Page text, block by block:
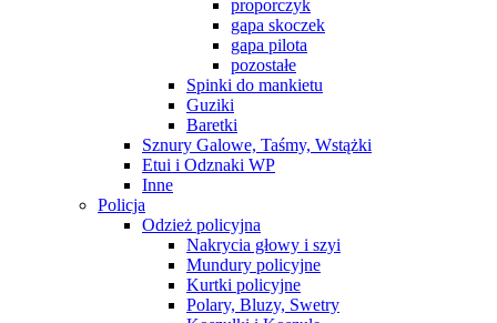
proporczyk
gapa skoczek
gapa pilota
pozostałe
Spinki do mankietu
Guziki
Baretki
Sznury Galowe, Taśmy, Wstążki
Etui i Odznaki WP
Inne
Policja
Odzież policyjna
Nakrycia głowy i szyi
Mundury policyjne
Kurtki policyjne
Polary, Bluzy, Swetry